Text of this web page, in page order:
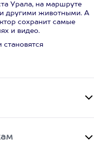
Урала, на маршруте
другими животными. А
сохранит самые
и видео.